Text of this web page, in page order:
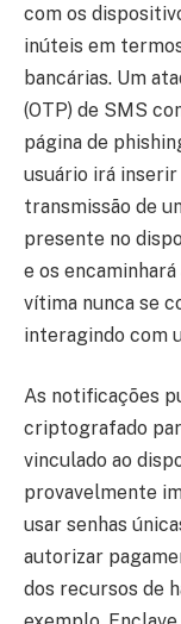
com os
inúteis em
bancárias. Um
(OTP) de SMS
página de
usuário irá inserir
transmissão de
presente no
e os
vítima nunca se
interagindo com
As notificações
criptografado
vinculado ao
provavelmente
usar senhas
autorizar
dos recursos de